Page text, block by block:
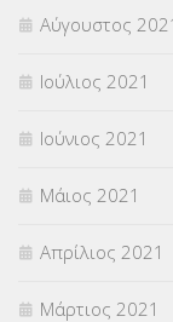
Αύγουστος
Ιούλιος 2021
Ιούνιος 2021
Μάιος 2021
Απρίλιος 2021
Μάρτιος 2021